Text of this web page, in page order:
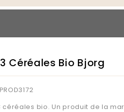
Céréales Bio Bjorg
PROD3172
céréales bio. Un produit de la